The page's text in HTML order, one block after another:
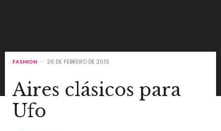
FASHION 26 DE FEBRERO DE 2013
Aires clásicos para
Ufo